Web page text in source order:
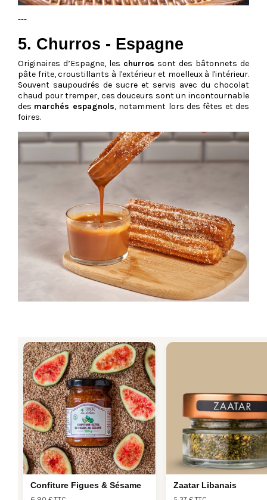
---
5. Churros - Espagne
Originaires d’Espagne, les churros sont des bâtonnets de
pâte frite, croustillants à l'extérieur et moelleux à l'intérieur.
Souvent saupoudrés de sucre et servis avec du chocolat
chaud pour tremper, ces douceurs sont un incontournable
des marchés espagnols, notamment lors des fêtes et des
foires.
Confiture Figues & Sésame Zaatar Libanais